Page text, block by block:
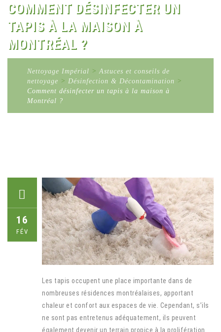
COMMENT DÉSINFECTER UN
TAPIS À LA MAISON À
MONTRÉAL ?
Nettoyage Impérial >Astuces et conseils de
nettoyage > Désinfection & Décontamination >
Comment désinfecter un tapis à la maison à
Montréal ?
16
FÉV
Les tapis occupent une place importante dans de
nombreuses résidences montréalaises, apportant
chaleur et confort aux espaces de vie. Cependant, s’ils
ne sont pas entretenus adéquatement, ils peuvent
également devenir un terrain propice à la prolifération